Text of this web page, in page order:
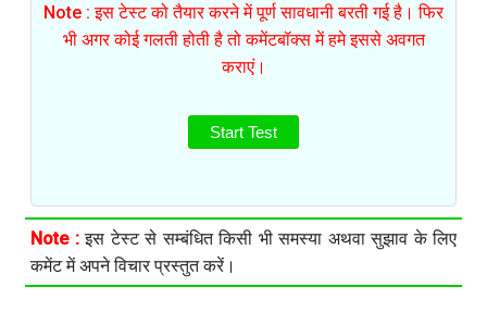
Note : इस टेस्ट को तैयार करने में पूर्ण सावधानी बरती गई है। फिर
भी अगर कोई गलती होती है तो कमेंटबॉक्स में हमे इससे अवगत
कराएं।
Start Test
Note :इस टेस्ट से सम्बंधित किसी भी समस्या अथवा सुझाव के लिए
कमेंट में अपने विचार प्रस्तुत करें।